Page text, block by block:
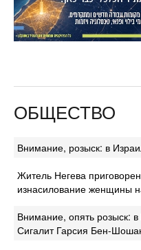
ОБЩЕСТВО
Внимание, розыск: в
Житель Негева
изнасилование женщины
Внимание, опять розыск:
Сигалит Гарсия Бен-